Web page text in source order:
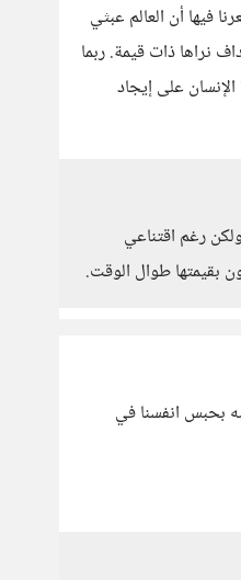
فيها أن العالم عبثي
نراها ذات قيمة. ربما
على إيجاد
رغم اقتناعي
بقيمتها طوال الوقت.
بحبس انفسنا في